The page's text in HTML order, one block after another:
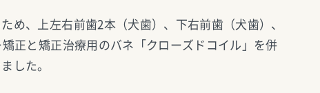
め、上左右前歯2本（犬歯）、下右前歯（犬歯）、
正と矯正治療用のバネ「クローズドコイル」を併
した。